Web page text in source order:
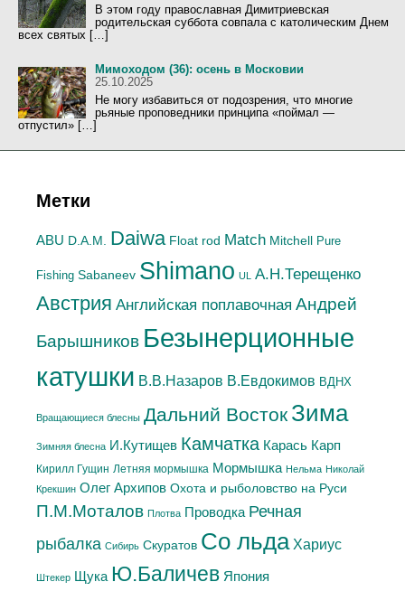
В этом году православная Димитриевская
родительская суббота совпала с католическим Днем
всех святых […]
Мимоходом (36): осень в Московии
25.10.2025
Не могу избавиться от подозрения, что многие
рьяные проповедники принципа «поймал —
отпустил» […]
Метки
ABU D.A.M. Daiwa Float rod Match Mitchell Pure
Fishing Sabaneev Shimano UL А.H.Терещенко
Австрия Английская поплавочная Андрей
Барышников Безынерционные
катушки В.В.Назаров В.Евдокимов ВДНХ
Вращающиеся блесны Дальний Восток Зима
Зимняя блесна И.Кутищев Камчатка Карась Карп
Кирилл Гущин Летняя мормышка Мормышка Нельма Николай
Крекшин Олег Архипов Охота и рыболовство на Руси
П.М.Моталов Плотва Проводка Речная
рыбалка Сибирь Скуратов Со льда Хариус
Штекер Щука Ю.Баличев Япония